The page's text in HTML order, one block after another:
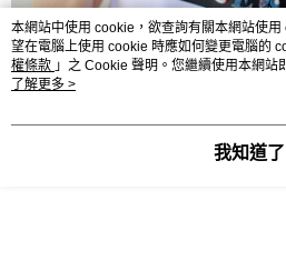
本網站中使用 cookie，欲查詢有關本網站使
望在電腦上使用 cookie 時應如何變更電腦的
權條款 」之 Cookie 聲明。您繼續使用本網站
用條款之 Cookie 聲明使用 cookie。
了解更多 >
我知道了